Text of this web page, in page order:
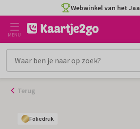
naar
inhoud
Webwinkel van het
MENU
Terug
Foliedruk
Foliedruk
Foliedruk
Foliedruk
Foliedruk
Foliedruk